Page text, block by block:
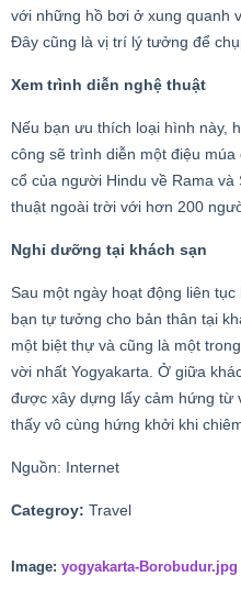
với những hồ bơi ở xung quanh
Đây cũng là vị trí lý tưởng để
Xem trình diễn nghệ thuật
Nếu bạn ưu thích loại hình này,
công sẽ trình diễn một điệu
cổ của người Hindu về Rama
thuật ngoài trời với hơn 200
Nghỉ dưỡng tại khách sạn
Sau một ngày hoạt động liên
bạn tự tưởng cho bản thân tại
một biệt thự và cũng là một
vời nhất Yogyakarta. Ở giữa
được xây dựng lấy cảm hứng từ
thấy vô cùng hứng khởi khi
Nguồn: Internet
Categroy: Travel
Image: yogyakarta-Borobudur.jpg